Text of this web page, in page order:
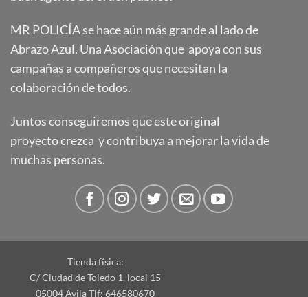
MR POLICÍA se hace aún más grande al lado de
Abrazo Azul. Una Asociación que apoya con sus
campañas a compañeros que necesitan la
colaboración de todos.
Juntos conseguiremos que este original
proyecto crezca y contribuya a mejorar la vida de
muchas personas.
Tienda física:
C/ Ciudad de Toledo 1, local 15
05004 Ávila Tlf: 646580670